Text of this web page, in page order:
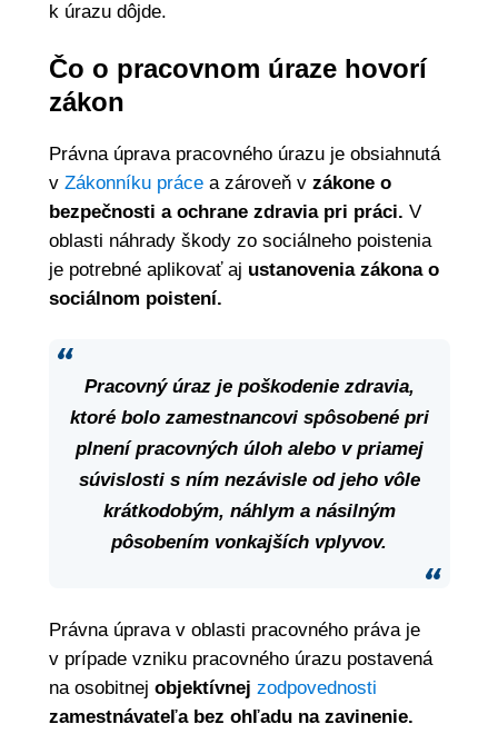
k úrazu dôjde.
Čo o pracovnom úraze hovorí
zákon
Právna úprava pracovného úrazu je obsiahnutá
v Zákonníku práce a zároveň v zákone o
bezpečnosti a ochrane zdravia pri práci. V
oblasti náhrady škody zo sociálneho poistenia
je potrebné aplikovať aj ustanovenia zákona o
sociálnom poistení.
Pracovný úraz je poškodenie zdravia,
ktoré bolo zamestnancovi spôsobené pri
plnení pracovných úloh alebo v priamej
súvislosti s ním nezávisle od jeho vôle
krátkodobým, náhlym a násilným
pôsobením vonkajších vplyvov.
Právna úprava v oblasti pracovného práva je
v prípade vzniku pracovného úrazu postavená
na osobitnej objektívnej zodpovednosti
zamestnávateľa bez ohľadu na zavinenie.